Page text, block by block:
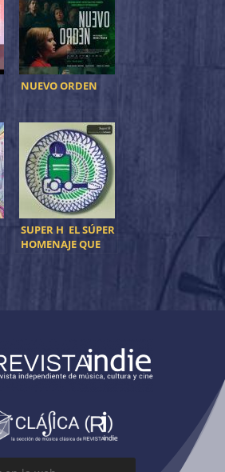
NUEVO ORDEN
SUPER H EL SÚPER
HOMENAJE QUE